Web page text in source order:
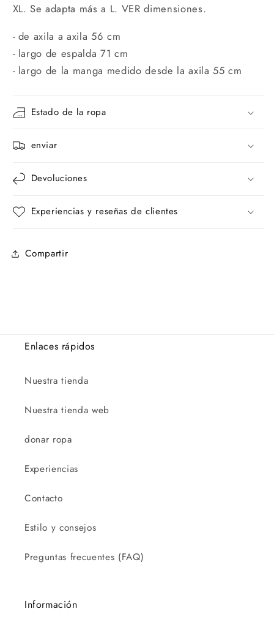
XL. Se adapta más a L. VER dimensiones.
- de axila a axila 56 cm
- largo de espalda 71 cm
- largo de la manga medido desde la axila 55 cm
Estado de la ropa
enviar
Devoluciones
Experiencias y reseñas de clientes
Compartir
Enlaces rápidos
Nuestra tienda
Nuestra tienda web
donar ropa
Experiencias
Contacto
Estilo y consejos
Preguntas frecuentes (FAQ)
Información